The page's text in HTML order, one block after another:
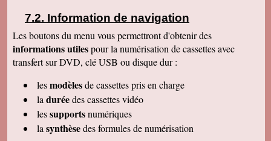
Information de navigation
Les boutons du menu vous permettront d'obtenir des
informations utilespour la numérisation de cassettes avec
transfert sur DVD, clé USB ou disque dur :
lesmodèlesde cassettes pris en charge
la duréedes cassettes vidéo
lessupportsnumériques
la synthèsedes formules de numérisation